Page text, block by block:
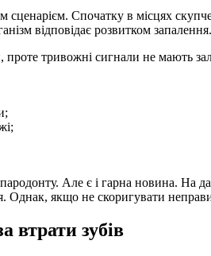
сценарієм. Спочатку в місцях
відповідає розвитком запалення.
тривожні сигнали не мають
пародонту. Але є і гарна новина.
Однак, якщо не скоригувати
втрати зубів